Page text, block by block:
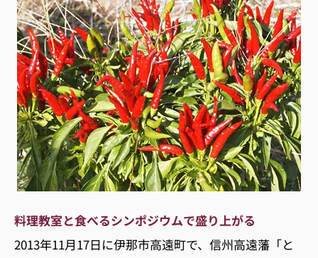
料理教室と食べるシンポジウムで盛り上がる
2013年11月17日に伊那市高遠町で、信州高遠藩「と